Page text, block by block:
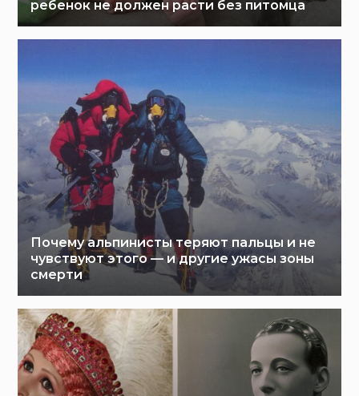
ребенок не должен расти без питомца
Почему альпинисты теряют пальцы и не
чувствуют этого — и другие ужасы зоны
смерти